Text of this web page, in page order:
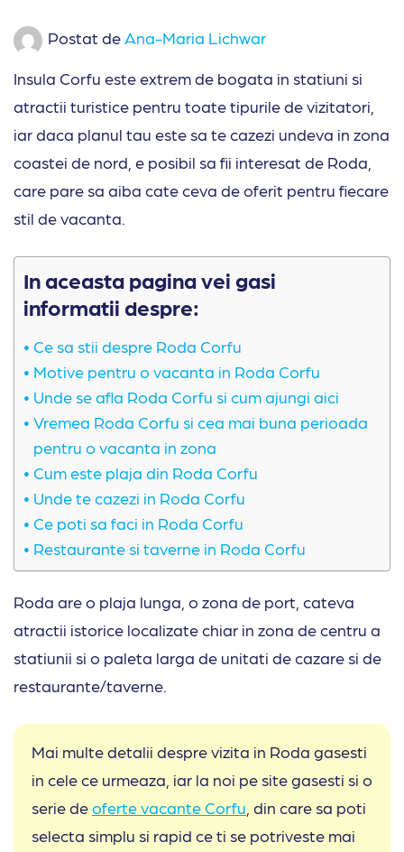
Postat de Ana-Maria Lichwar
Insula Corfu este extrem de bogata in statiuni si
atractii turistice pentru toate tipurile de vizitatori,
iar daca planul tau este sa te cazezi undeva in zona
coastei de nord, e posibil sa fii interesat de Roda,
care pare sa aiba cate ceva de oferit pentru fiecare
stil de vacanta.
In aceasta pagina vei gasi
informatii despre:
Ce sa stii despre Roda Corfu
Motive pentru o vacanta in Roda Corfu
Unde se afla Roda Corfu si cum ajungi aici
Vremea Roda Corfu si cea mai buna perioada
pentru o vacanta in zona
Cum este plaja din Roda Corfu
Unde te cazezi in Roda Corfu
Ce poti sa faci in Roda Corfu
Restaurante si taverne in Roda Corfu
Roda are o plaja lunga, o zona de port, cateva
atractii istorice localizate chiar in zona de centru a
statiunii si o paleta larga de unitati de cazare si de
restaurante/taverne.
Mai multe detalii despre vizita in Roda gasesti
in cele ce urmeaza, iar la noi pe site gasesti si o
serie deoferte vacante Corfu , din care sa poti
selecta simplu si rapid ce ti se potriveste mai